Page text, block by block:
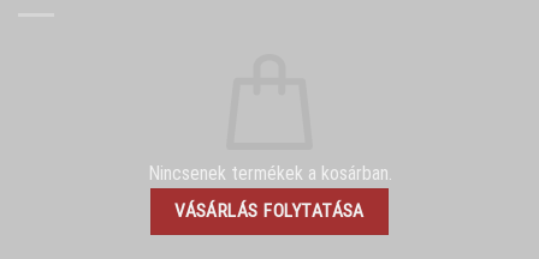
Nincsenek termékek a kosárban.
VÁSÁRLÁS FOLYTATÁSA